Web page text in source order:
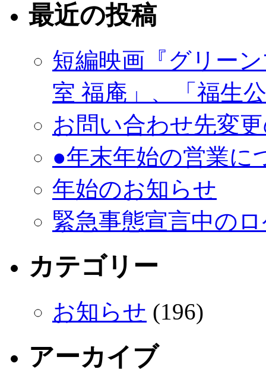
最近の投稿
短編映画『グリー
室 福庵」、「福生
お問い合わせ先変
●年末年始の営業に
年始のお知らせ
緊急事態宣言中の
カテゴリー
お知らせ (196)
アーカイブ